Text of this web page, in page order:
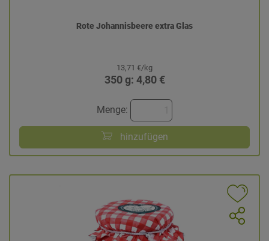
Rote Johannisbeere extra Glas
13,71 €/kg
350 g: 4,80 €
Menge:
hinzufügen